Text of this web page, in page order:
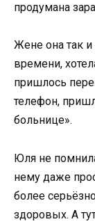
продумана
Жене она так
времени,
пришлось
телефон,
больнице».
Юля не
нему даже
более
здоровых. А